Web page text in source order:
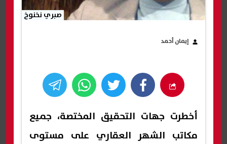
صبري نخنوخ
إيمان أحمد
أخطرت جهات التحقيق المختصة، جميع
مكاتب الشهر العقاري على مستوى